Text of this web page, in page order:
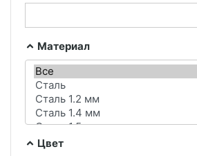
Материал
Цвет